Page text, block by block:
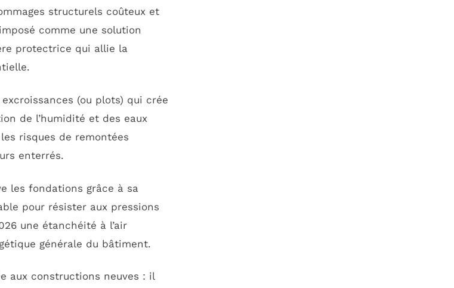
structurels coûteux et
imposé comme une solution
protectrice qui allie la
(ou plots) qui crée
de l’humidité et des eaux
risques de remontées
enterrés.
les fondations grâce à sa
pour résister aux pressions
une étanchéité à l’air
générale du bâtiment.
aux constructions neuves : il